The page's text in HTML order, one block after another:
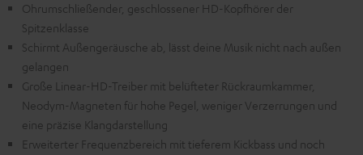
Ohrumschließender, geschlossener HD-Kopfhörer der
Spitzenklasse
Schirmt Außengeräusche ab, lässt deine Musik nicht nach außen
gelangen
Große Linear-HD-Treiber mit belüfteter Rückraumkammer,
Neodym-Magneten für hohe Pegel, weniger Verzerrungen und
eine präzise Klangdarstellung
Erweiterter Frequenzbereich mit tieferem Kickbass und noch